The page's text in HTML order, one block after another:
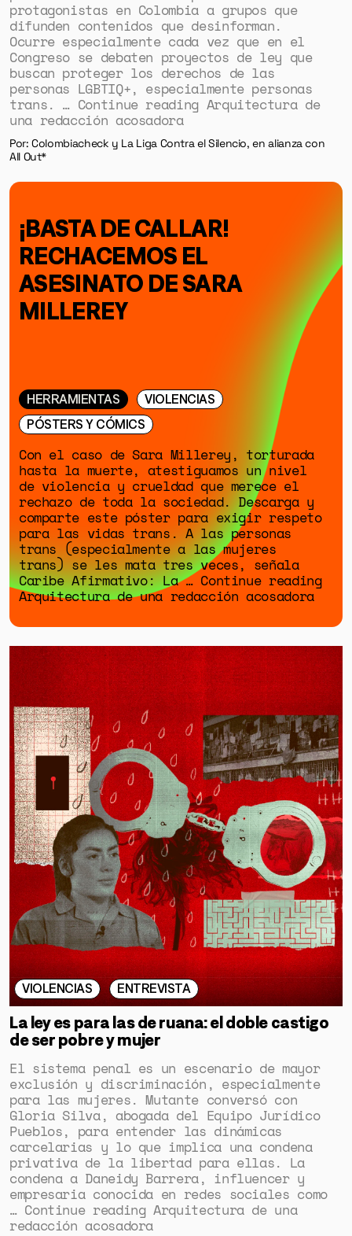
protagonistas en Colombia a grupos que
difunden contenidos que desinforman.
Ocurre especialmente cada vez que en el
Congreso se debaten proyectos de ley que
buscan proteger los derechos de las
personas LGBTIQ+, especialmente personas
trans. … Continue reading Arquitectura de
una redacción acosadora
Por: Colombiacheck y La Liga Contra el Silencio, en alianza con
All Out*
¡BASTA DE CALLAR!
RECHACEMOS EL
ASESINATO DE SARA
MILLEREY
HERRAMIENTAS
VIOLENCIAS
PÓSTERS Y CÓMICS
Con el caso de Sara Millerey, torturada
hasta la muerte, atestiguamos un nivel
de violencia y crueldad que merece el
rechazo de toda la sociedad. Descarga y
comparte este póster para exigir respeto
para las vidas trans. A las personas
trans (especialmente a las mujeres
trans) se les mata tres veces, señala
Caribe Afirmativo: La … Continue reading
Arquitectura de una redacción acosadora
VIOLENCIAS ENTREVISTA
La ley es para las de ruana: el doble castigo
de ser pobre y mujer
El sistema penal es un escenario de mayor
exclusión y discriminación, especialmente
para las mujeres. Mutante conversó con
Gloria Silva, abogada del Equipo Jurídico
Pueblos, para entender las dinámicas
carcelarias y lo que implica una condena
privativa de la libertad para ellas. La
condena a Daneidy Barrera, influencer y
empresaria conocida en redes sociales como
… Continue reading Arquitectura de una
redacción acosadora